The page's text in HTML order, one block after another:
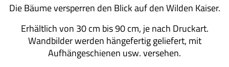
Kontakt FAQs
Die Bäume versperren den Blick auf den Wilden Kaiser.
Erhältlich von 30 cm bis 90 cm, je nach Druckart.
Wandbilder werden hängefertig geliefert, mit
Aufhängeschienen usw. versehen.